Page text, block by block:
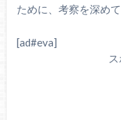
ために、考察を深め
[ad#eva]